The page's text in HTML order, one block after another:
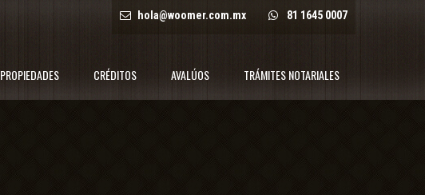
hola@woomer.com.mx 81 1645 0007
PROPIEDADES CRÉDITOS AVALÚOS TRÁMITES NOTARIALES